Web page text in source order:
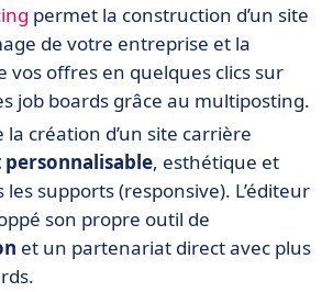
permet la construction d’un site
de votre entreprise et la
vos offres en quelques clics sur
job boards grâce au multiposting.
la création d’un site carrière
, esthétique et
supports (responsive). L’éditeur
son propre outil de
et un partenariat direct avec plus